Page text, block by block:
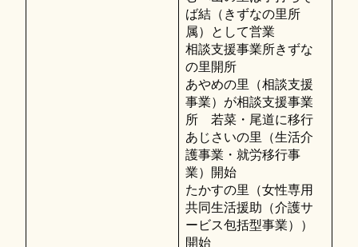
ば結（きずなの里所
属）として営業
相談支援事業所きずな
の里開所
あやめの里（相談支援
事業）が相談支援事業
所 若菜・尾道に移行
あじさいの里（生活介
護事業・就労移行事
業）開始
たかすの里（女性専用
共同生活援助（介護サ
ービス包括型事業））
開始